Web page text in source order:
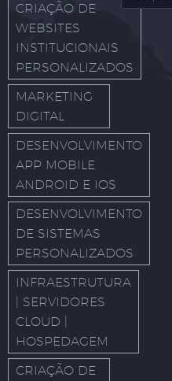
CRIAÇÃO DE
WEBSITES
INSTITUCIONAIS
PERSONALIZADOS
MARKETING
DIGITAL
DESENVOLVIMENTO
APP MOBILE
ANDROID E IOS
DESENVOLVIMENTO
DE SISTEMAS
PERSONALIZADOS
INFRAESTRUTURA
| SERVIDORES
CLOUD |
HOSPEDAGEM
CRIAÇÃO DE